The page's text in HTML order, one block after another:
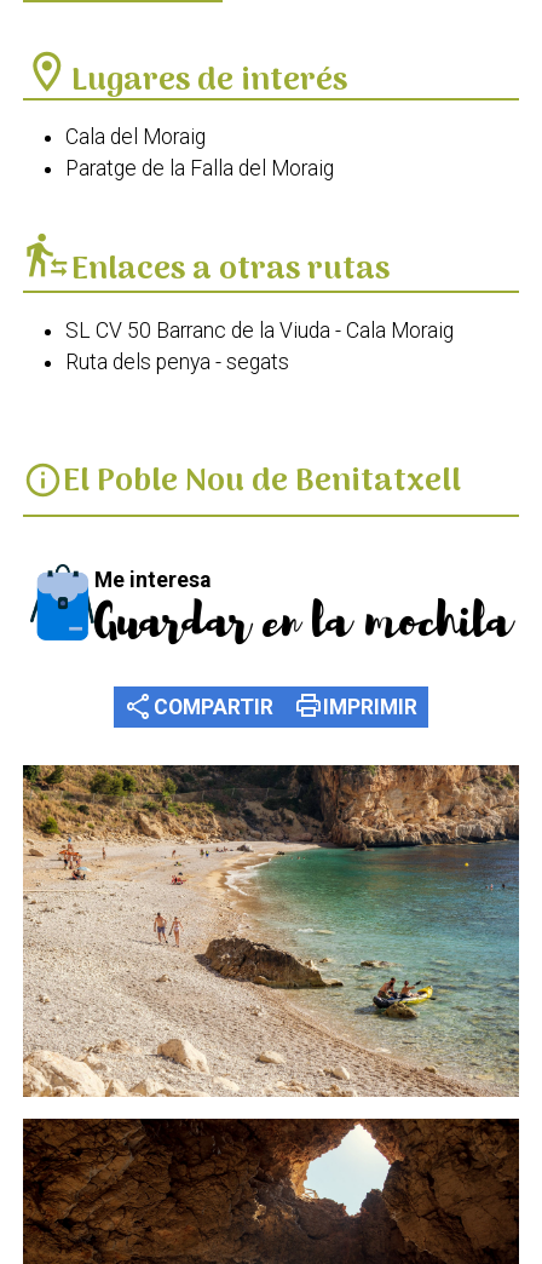
location_on Lugares de interés
Cala del Moraig
Paratge de la Falla del Moraig
transfer_within_a_stationEnlaces a otras rutas
SL CV 50 Barranc de la Viuda - Cala Moraig
Ruta dels penya - segats
infoEl Poble Nou de Benitatxell
Me interesa
Guardar en la mochila
share COMPARTIR printIMPRIMIR